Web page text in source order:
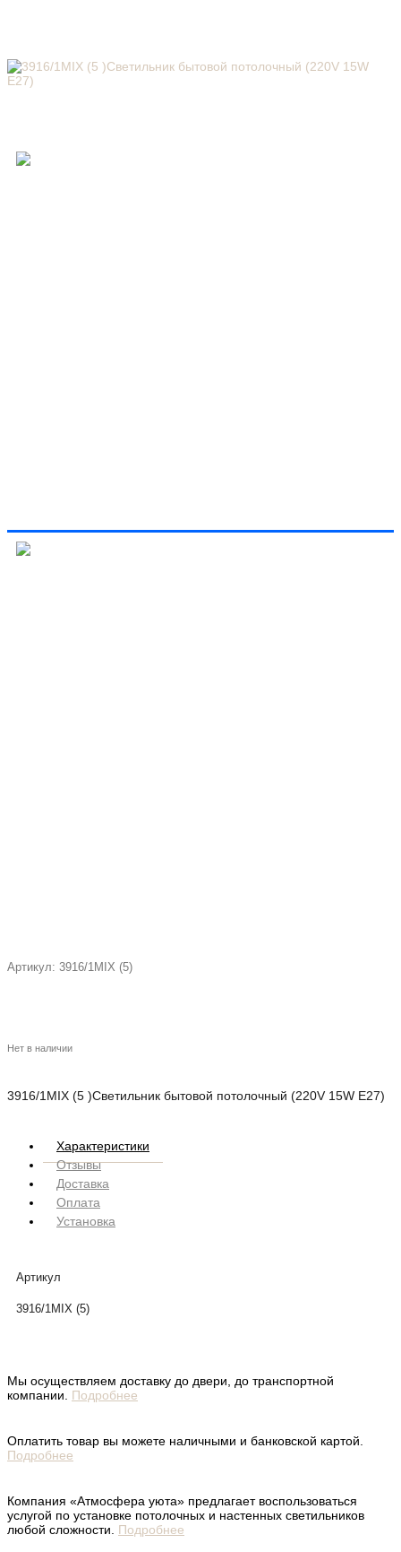
Артикул: 3916/1MIX (5)
Нет в наличии
3916/1MIX (5 )Светильник бытовой потолочный (220V 15W E27)
Характеристики
Отзывы
Доставка
Оплата
Установка
Артикул
3916/1MIX (5)
Мы осуществляем доставку до двери, до транспортной
компании. Подробнее
Оплатить товар вы можете наличными и банковской картой.
Подробнее
Компания «Атмосфера уюта» предлагает воспользоваться
услугой по установке потолочных и настенных светильников
любой сложности. Подробнее